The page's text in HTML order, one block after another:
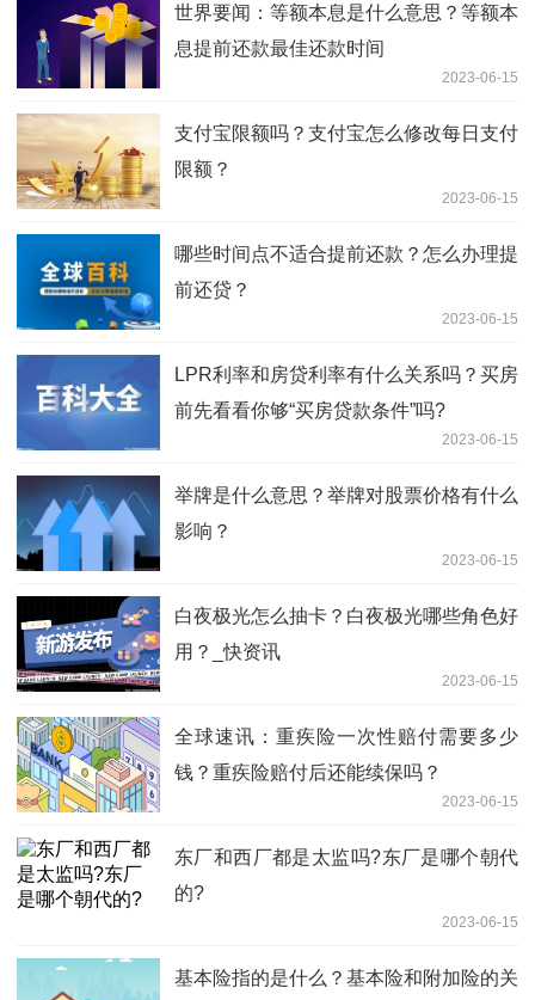
世界要闻：等额本息是什么意思？等额本
息提前还款最佳还款时间
2023-06-15
支付宝限额吗？支付宝怎么修改每日支付
限额？
2023-06-15
哪些时间点不适合提前还款？怎么办理提
前还贷？
2023-06-15
LPR利率和房贷利率有什么关系吗？买房
前先看看你够“买房贷款条件”吗?
2023-06-15
举牌是什么意思？举牌对股票价格有什么
影响？
2023-06-15
白夜极光怎么抽卡？白夜极光哪些角色好
用？_快资讯
2023-06-15
全球速讯：重疾险一次性赔付需要多少
钱？重疾险赔付后还能续保吗？
2023-06-15
东厂和西厂都是太监吗?东厂是哪个朝代
的?
2023-06-15
基本险指的是什么？基本险和附加险的关